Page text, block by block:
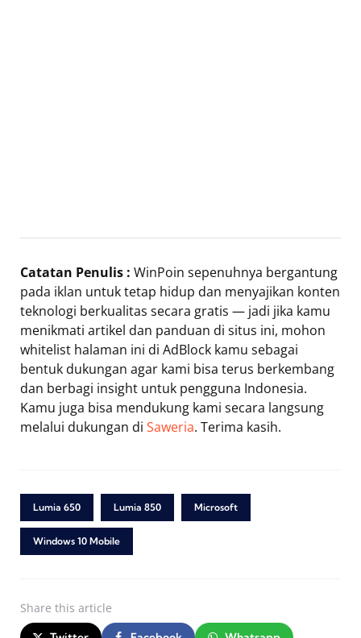
Catatan Penulis : WinPoin sepenuhnya bergantung
pada iklan untuk tetap hidup dan menyajikan konten
teknologi berkualitas secara gratis — jadi jika kamu
menikmati artikel dan panduan di situs ini, mohon
whitelist halaman ini di AdBlock kamu sebagai
bentuk dukungan agar kami bisa terus berkembang
dan berbagi insight untuk pengguna Indonesia.
Kamu juga bisa mendukung kami secara langsung
melalui dukungan di Saweria. Terima kasih.
Lumia 650 Lumia 850 Microsoft
Windows 10 Mobile
Share this article